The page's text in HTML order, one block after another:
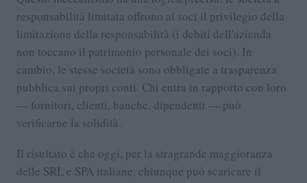
responsabilità limitata offrono ai soci il privilegio della
limitazione della responsabilità (i debiti dell'azienda
non toccano il patrimonio personale dei soci). In
cambio, le stesse società sono obbligate a trasparenza
pubblica sui propri conti. Chi entra in rapporto con loro
— fornitori, clienti, banche, dipendenti — può
verificarne la solidità.
Il risultato è che oggi, per la stragrande maggioranza
delle SRL e SPA italiane, chiunque può scaricare il